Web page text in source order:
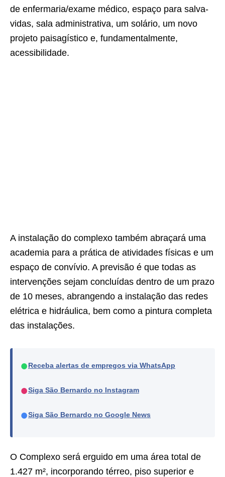
de enfermaria/exame médico, espaço para salva-
vidas, sala administrativa, um solário, um novo
projeto paisagístico e, fundamentalmente,
acessibilidade.
A instalação do complexo também abraçará uma
academia para a prática de atividades físicas e um
espaço de convívio. A previsão é que todas as
intervenções sejam concluídas dentro de um prazo
de 10 meses, abrangendo a instalação das redes
elétrica e hidráulica, bem como a pintura completa
das instalações.
● Receba alertas de empregos via WhatsApp
●Siga São Bernardo no Instagram
●Siga São Bernardo no Google News
O Complexo será erguido em uma área total de
1.427 m², incorporando térreo, piso superior e